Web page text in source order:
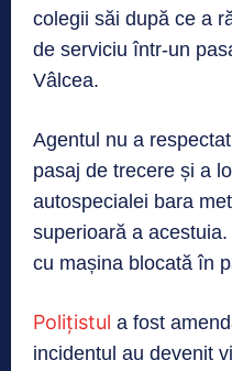
colegii săi după ce a
de serviciu într-un
Vâlcea.
Agentul nu a
pasaj de trecere și a
autospecialei bara
superioară a
cu mașina blocată în
Polițistul a fost
incidentul au devenit